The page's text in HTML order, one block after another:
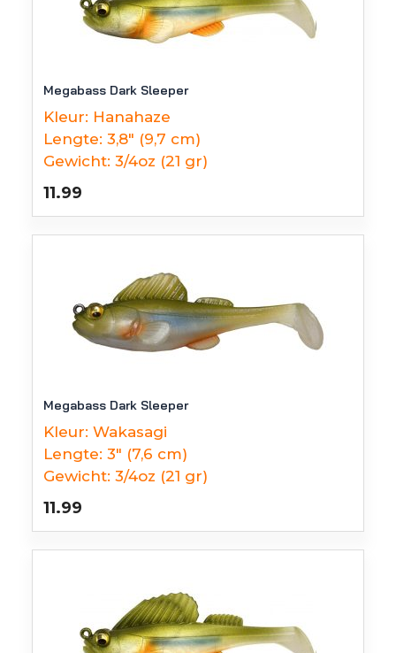
Megabass Dark Sleeper
Kleur: Hanahaze
Lengte: 3,8" (9,7 cm)
Gewicht: 3/4oz (21 gr)
11.99
Megabass Dark Sleeper
Kleur: Wakasagi
Lengte: 3" (7,6 cm)
Gewicht: 3/4oz (21 gr)
11.99